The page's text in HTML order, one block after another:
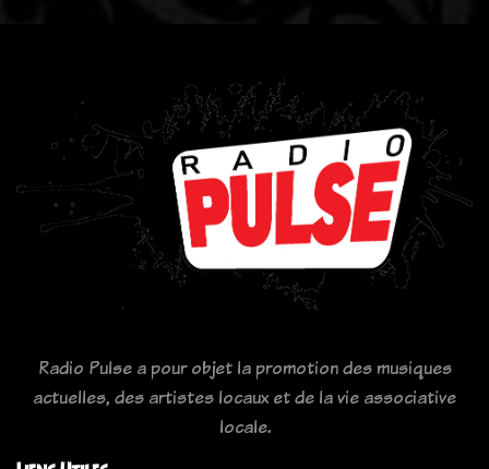
Radio Pulse a pour objet la promotion des musiques
actuelles, des artistes locaux et de la vie associative
locale.